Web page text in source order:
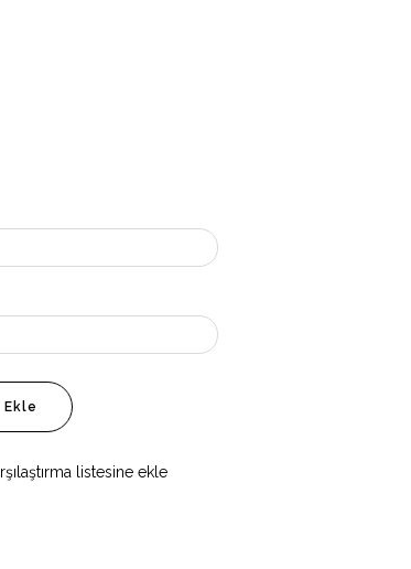
listesine ekle